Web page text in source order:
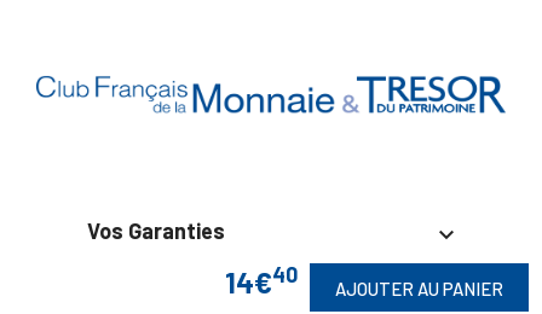
14€40
AJOUTER AU PANIER
Vos Garanties 
